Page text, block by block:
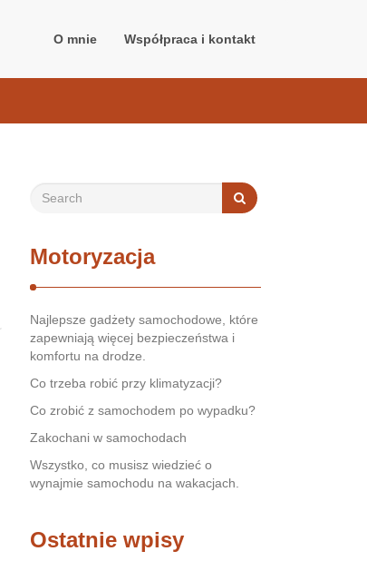
O mnie Współpraca i kontakt
Motoryzacja
Najlepsze gadżety samochodowe, które
zapewniają więcej bezpieczeństwa i
komfortu na drodze.
Co trzeba robić przy klimatyzacji?
Co zrobić z samochodem po wypadku?
Zakochani w samochodach
Wszystko, co musisz wiedzieć o
wynajmie samochodu na wakacjach.
Ostatnie wpisy